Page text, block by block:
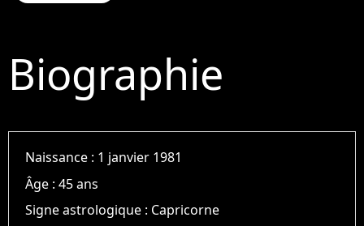
Biographie
Naissance : 1 janvier 1981
Âge :45 ans
Signe astrologique : Capricorne